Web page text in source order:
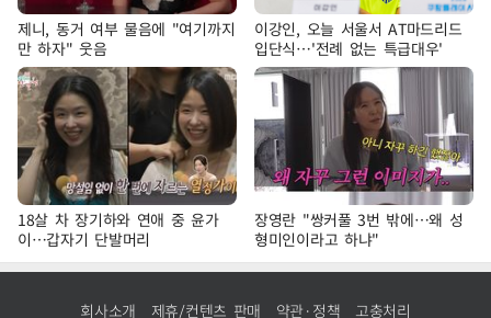
제니, 동거 여부 물음에 "여기까지
만 하자" 웃음
이강인, 오늘 서울서 AT마드리드
입단식…'전례 없는 특급대우'
18살 차 장기하와 연애 중 윤가
이…갑자기 단발머리
장영란 "쌍커풀 3번 밖에…왜 성
형미인이라고 하냐"
회사소개 제휴/컨텐츠 판매 약관·정책 고충처리